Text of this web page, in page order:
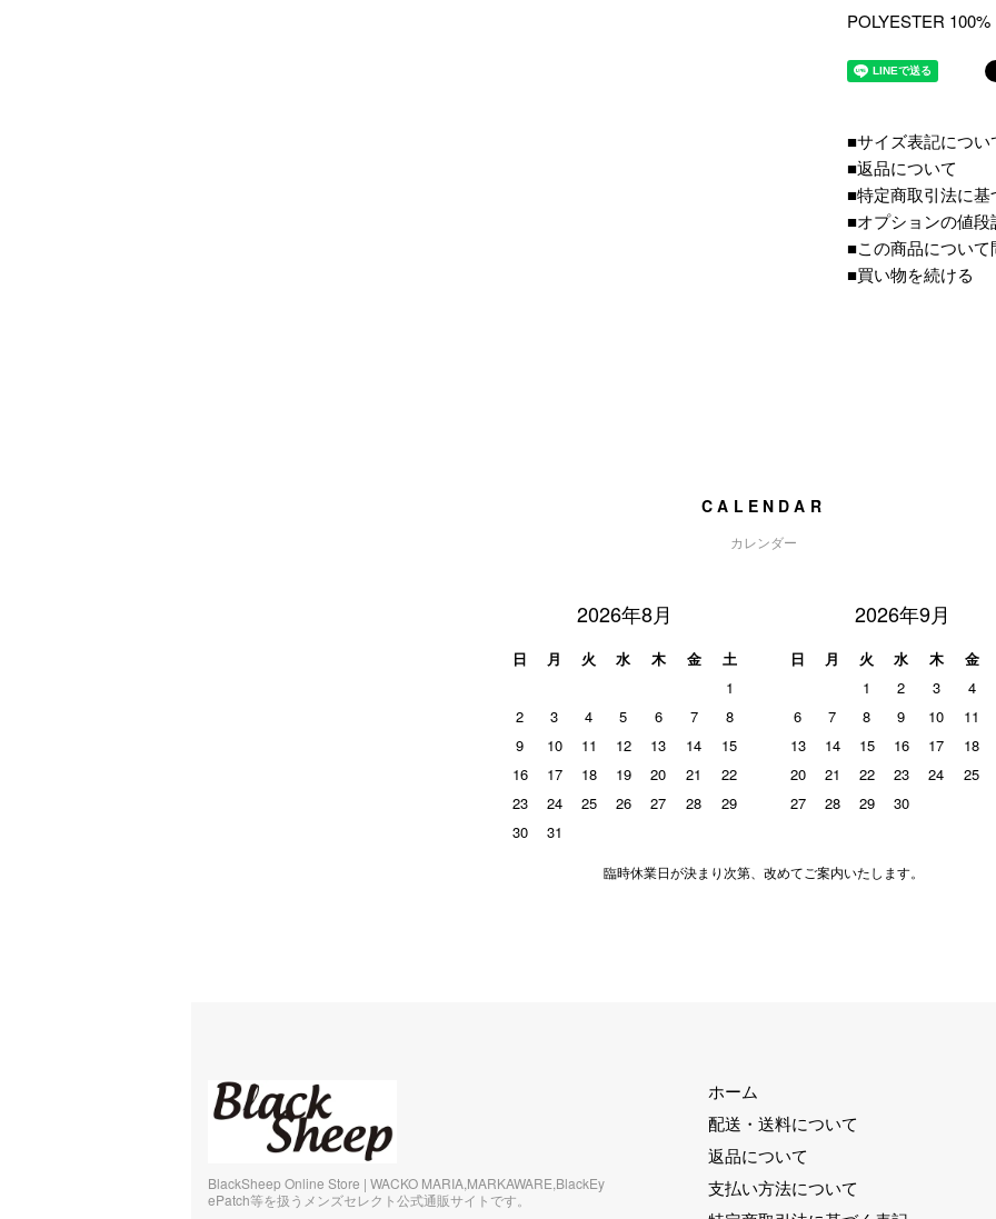
POLYESTER 100%
■サイズ表記につい
■返品について
■特定商取引法に基
■オプションの値段
■この商品について
■買い物を続ける
CALENDAR
カレンダー
2026年8月
日 月 火 水 木 金
土
1
2
3 4 5 6 7
8
9
10 11 12 13 14
15
16
17 18 19 20 21
22
23
24 25 26 27 28
29
30
31
2026年9月
日 月 火 水 木 金
1
2 3 4
6
7 8 9 10 11
13
14 15 16 17 18
20
21 22 23 24 25
27
28 29 30
臨時休業日が決まり次第、改めてご案内いたします。
BlackSheep Online Store | WACKO MARIA,MARKAWARE,BlackEy
ePatch等を扱うメンズセレクト公式通販サイトです。
ホーム
配送・送料について
返品について
支払い方法について